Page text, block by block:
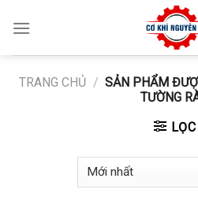
TRANG CHỦ / SẢN PHẨM
TƯỜNG
LỌC